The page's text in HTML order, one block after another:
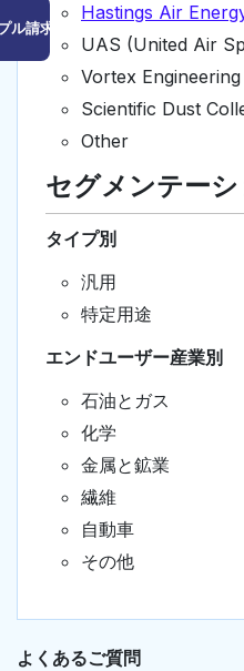
ル請求はこちら
Hastings Air
UAS (United Air
Vortex Engineering
Scientific Dust
Other
セグメンテー
タイプ別
汎用
特定用途
エンドユーザー産業別
石油とガス
化学
金属と鉱業
繊維
自動車
その他
よくあるご質問